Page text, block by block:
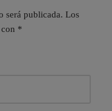
será publicada. Los
*